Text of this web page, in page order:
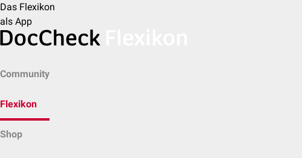
Das Flexikon
als App
Community
Flexikon
Shop